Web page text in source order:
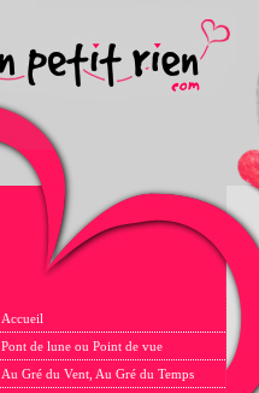
Accueil
Pont de lune ou Point de vue
Au Gré du Vent, Au Gré du Temps